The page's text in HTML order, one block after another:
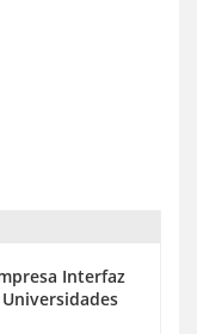
Interfaz